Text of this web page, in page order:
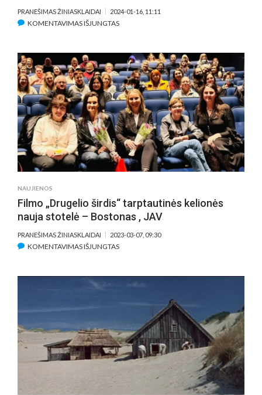
PRANEŠIMAS ŽINIASKLAIDAI 2024-01-16, 11:11
KOMENTAVIMAS IŠJUNGTASĮRAŠE
FESTIVALIŲ
APKELIAVĘS
FILMAS
ŠEIMAI
„DRUGELIO
ŠIRDIS“
PAVERGĖ
INDIJOS
VAIKŲ
NAUJIENOS
Filmo „Drugelio širdis“ tarptautinės kelionės
nauja stotelė – Bostonas , JAV
PRANEŠIMAS ŽINIASKLAIDAI 2023-03-07, 09:30
KOMENTAVIMAS IŠJUNGTASĮRAŠE
ŠIRDIS“
KELIONĖS
STOTELĖ
–
BOSTONAS